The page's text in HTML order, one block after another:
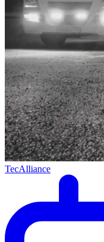
TecAlliance